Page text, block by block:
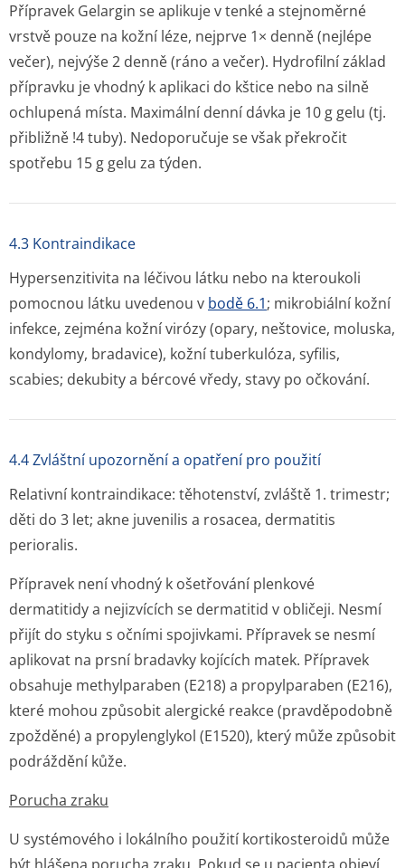
Přípravek Gelargin se aplikuje v tenké a stejnoměrné
vrstvě pouze na kožní léze, nejprve 1× denně (nejlépe
večer), nejvýše 2 denně (ráno a večer). Hydrofilní základ
přípravku je vhodný k aplikaci do kštice nebo na silně
ochlupená místa. Maximální denní dávka je 10 g gelu (tj.
přibližně !4 tuby). Nedoporučuje se však překročit
spotřebu 15 g gelu za týden.
4.3 Kontraindikace
Hypersenzitivita na léčivou látku nebo na kteroukoli
pomocnou látku uvedenou v bodě 6.1; mikrobiální kožní
infekce, zejména kožní virózy (opary, neštovice, moluska,
kondylomy, bradavice), kožní tuberkulóza, syfilis,
scabies; dekubity a bércové vředy, stavy po očkování.
4.4 Zvláštní upozornění a opatření pro použití
Relativní kontraindikace: těhotenství, zvláště 1. trimestr;
děti do 3 let; akne juvenilis a rosacea, dermatitis
perioralis.
Přípravek není vhodný k ošetřování plenkové
dermatitidy a nejizvících se dermatitid v obličeji. Nesmí
přijít do styku s očními spojivkami. Přípravek se nesmí
aplikovat na prsní bradavky kojících matek. Přípravek
obsahuje methylparaben (E218) a propylparaben (E216),
které mohou způsobit alergické reakce (pravděpodobně
zpožděné) a propylenglykol (E1520), který může způsobit
podráždění kůže.
Porucha zraku
U systémového i lokálního použití kortikosteroidů může